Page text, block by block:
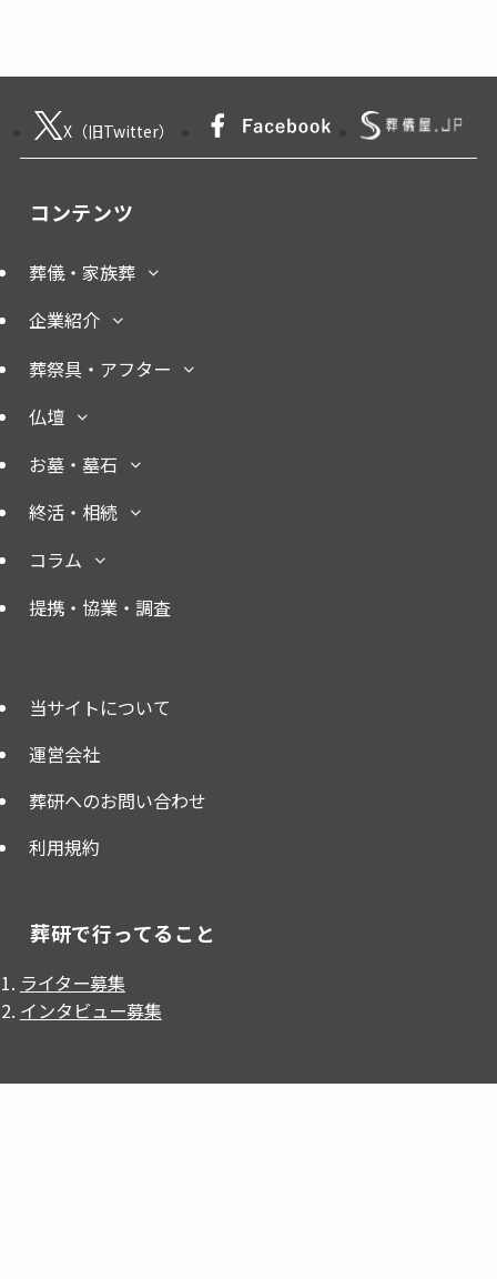
X（旧Twitter）
コンテンツ
葬儀・家族葬
企業紹介
葬祭具・アフター
仏壇
お墓・墓石
終活・相続
コラム
提携・協業・調査
当サイトについて
運営会社
葬研へのお問い合わせ
利用規約
葬研で行ってること
ライター募集
インタビュー募集